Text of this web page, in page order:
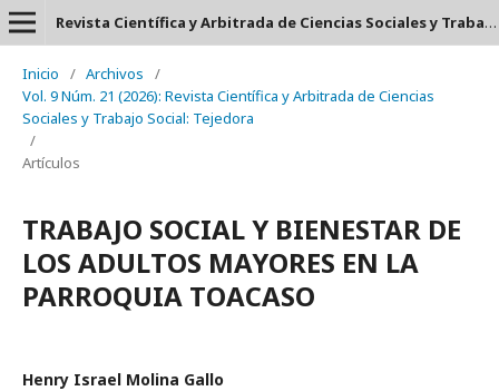
Revista Científica y Arbitrada de Ciencias Sociales y Trabajo Social: Tejedora. ISSN: 2697-3626
Inicio / Archivos
/
Vol. 9 Núm. 21 (2026): Revista Científica y Arbitrada de Ciencias
Sociales y Trabajo Social: Tejedora
/
Artículos
TRABAJO SOCIAL Y BIENESTAR DE
LOS ADULTOS MAYORES EN LA
PARROQUIA TOACASO
Henry Israel Molina Gallo